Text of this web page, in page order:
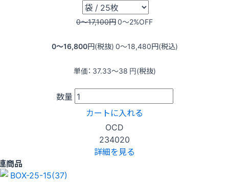
0〜17,100円0〜2%OFF
0〜16,800円(税抜) 0〜18,480円(税込)
単価： 37.33〜38 円(税抜)
数量
カートに入れる
OCD
234020
詳細を見る
商品